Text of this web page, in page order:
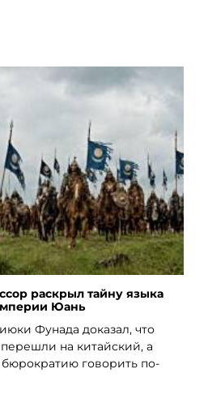
раскрыл тайну языка
Юань
Фунада доказал, что
на китайский, а
говорить по-